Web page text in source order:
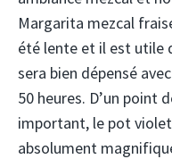
Margarita mezcal
été lente et il est utile
sera bien dépensé
50 heures. D’un point
important, le pot
absolument